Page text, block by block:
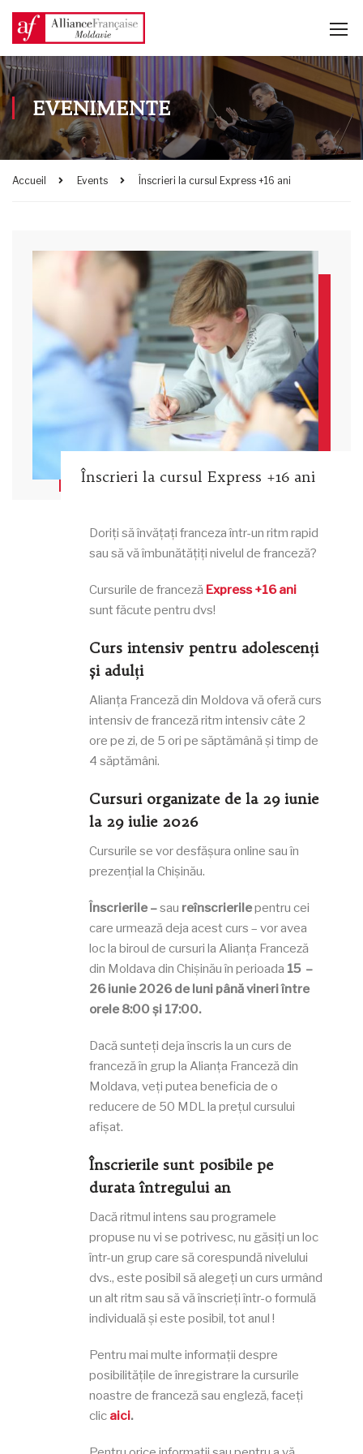
EVENIMENTE
Accueil Events Înscrieri la cursul Express +16 ani
Înscrieri la cursul Express +16 ani
Doriți să învățați franceza într-un ritm rapid
sau să vă îmbunătățiți nivelul de franceză?
Cursurile de franceză Express +16 ani
sunt făcute pentru dvs!
Curs intensiv pentru adolescenți
și adulți
Alianța Franceză din Moldova vă oferă curs
intensiv de franceză ritm intensiv câte 2
ore pe zi, de 5 ori pe săptămână și timp de
4 săptămâni.
Cursuri organizate de la 29 iunie
la 29 iulie 2026
Cursurile se vor desfășura online sau în
prezențial la Chișinău.
Înscrierile –sau reînscrierilepentru cei
care urmează deja acest curs – vor avea
loc la biroul de cursuri la Alianța Franceză
din Moldava din Chișinău în perioada 15 –
26 iunie 2026 de luni până vineri între
orele 8:00 și 17:00.
Dacă sunteți deja înscris la un curs de
franceză în grup la Alianța Franceză din
Moldava, veți putea beneficia de o
reducere de 50 MDL la prețul cursului
afișat.
Înscrierile sunt posibile pe
durata întregului an
Dacă ritmul intens sau programele
propuse nu vi se potrivesc, nu găsiți un loc
într-un grup care să corespundă nivelului
dvs., este posibil să alegeți un curs urmând
un alt ritm sau să vă înscrieți într-o formulă
individuală și este posibil, tot anul !
Pentru mai multe informații despre
posibilitățile de înregistrare la cursurile
noastre de franceză sau engleză, faceți
clic aici.